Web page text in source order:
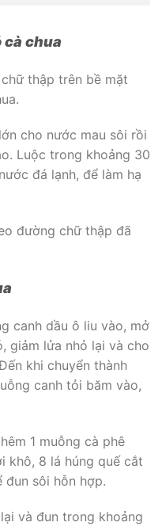
cà chua
thập trên bề mặt
cho nước mau sôi rồi
Luộc trong khoảng 30
đá lạnh, để làm hạ
đường chữ thập đã
canh dầu ô liu vào, mở
giảm lửa nhỏ lại và cho
khi chuyển thành
canh tỏi băm vào,
1 muỗng cà phê
khô, 8 lá húng quế cắt
đun sôi hỗn hợp.
và đun trong khoảng